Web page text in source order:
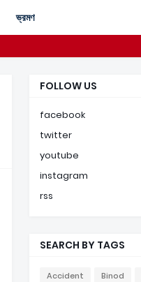
ভ্রমণ
FOLLOW US
facebook
twitter
youtube
instagram
rss
SEARCH BY TAGS
Accident Binod